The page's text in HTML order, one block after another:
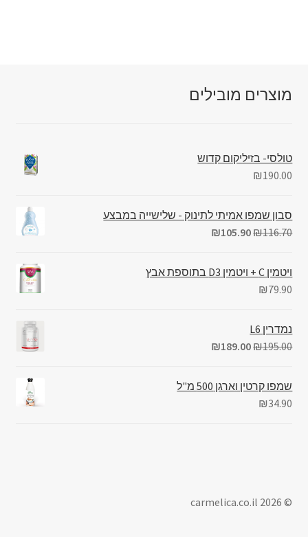
מוצרים מובילים
טולסי- בזיליקום קדוש
₪190.00
סבון שמפו אמיתי לתינוק - שלישייה במבצע
₪116.70
₪105.90
ויטמין C + ויטמין D3 בתוספת אבץ
₪79.90
נמדרין L6
₪195.00
₪189.00
שמפו קרטין וארגן 500 מ"ל
₪34.90
© carmelica.co.il 2026